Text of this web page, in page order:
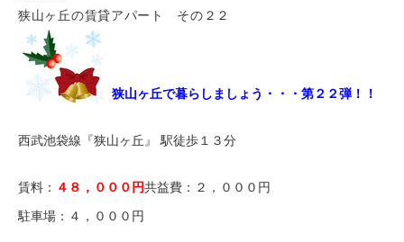
狭山ヶ丘の賃貸アパート その２２
狭山ヶ丘で暮らしましょう・・・第２２弾！！
西武池袋線『狭山ヶ丘』 駅徒歩１３分
賃料： ４８，０００円共益費：２，０００円
駐車場：４，０００円